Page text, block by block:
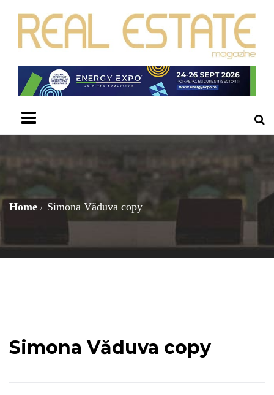
Home Simona Văduva copy
Simona Văduva copy